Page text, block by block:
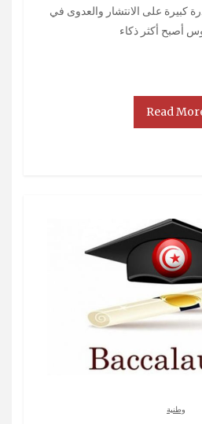
كبيرة على الانتشار والعدوى في
أصبح أكثر ذكاء
Read
وطنية